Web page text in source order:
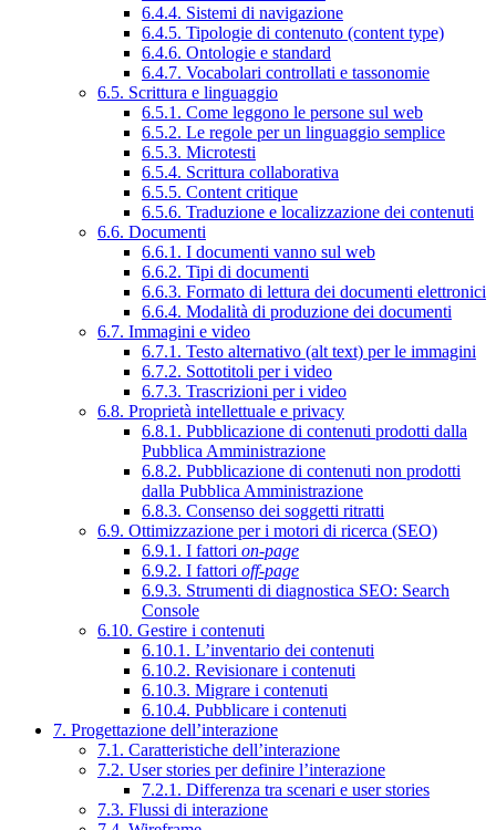
6.4.4. Sistemi di navigazione
6.4.5. Tipologie di contenuto (content type)
6.4.6. Ontologie e standard
6.4.7. Vocabolari controllati e tassonomie
6.5. Scrittura e linguaggio
6.5.1. Come leggono le persone sul web
6.5.2. Le regole per un linguaggio semplice
6.5.3. Microtesti
6.5.4. Scrittura collaborativa
6.5.5. Content critique
6.5.6. Traduzione e localizzazione dei contenuti
6.6. Documenti
6.6.1. I documenti vanno sul web
6.6.2. Tipi di documenti
6.6.3. Formato di lettura dei documenti elettronici
6.6.4. Modalità di produzione dei documenti
6.7. Immagini e video
6.7.1. Testo alternativo (alt text) per le immagini
6.7.2. Sottotitoli per i video
6.7.3. Trascrizioni per i video
6.8. Proprietà intellettuale e privacy
6.8.1. Pubblicazione di contenuti prodotti dalla
Pubblica Amministrazione
6.8.2. Pubblicazione di contenuti non prodotti
dalla Pubblica Amministrazione
6.8.3. Consenso dei soggetti ritratti
6.9. Ottimizzazione per i motori di ricerca (SEO)
6.9.1. I fattori on-page
6.9.2. I fattori off-page
6.9.3. Strumenti di diagnostica SEO: Search
Console
6.10. Gestire i contenuti
6.10.1. L’inventario dei contenuti
6.10.2. Revisionare i contenuti
6.10.3. Migrare i contenuti
6.10.4. Pubblicare i contenuti
7. Progettazione dell’interazione
7.1. Caratteristiche dell’interazione
7.2. User stories per definire l’interazione
7.2.1. Differenza tra scenari e user stories
7.3. Flussi di interazione